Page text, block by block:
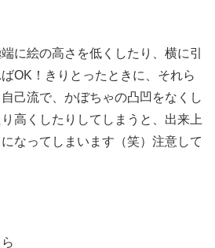
に絵の高さを低くしたり、横に引
OK！きりとったときに、それら
己流で、かぼちゃの凸凹をなくし
高くしたりしてしまうと、出来上
なってしまいます（笑）注意して